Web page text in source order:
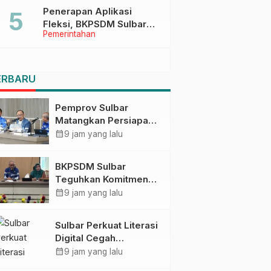
Pemerintahan
Penerapan Aplikasi
Fleksi, BKPSDM Sulbar
Dorong Transformasi
Pemprov Sulbar
Matangkan Persiapan
HUT Ke-81 RI, Puncak
calendar_month9 jam yang lalu
BKPSDM Sulbar
Teguhkan Komitmen
Pengembangan
Penandatanganan
Perjanjian Tugas
Belajar 2026
calendar_month9 jam yang lalu
Sulbar Perkuat Literasi
Digital Cegah
Kejahatan Love
calendar_month9 jam yang lalu